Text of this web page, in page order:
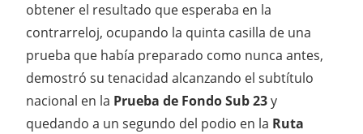
obtener el resultado que esperaba en la
contrarreloj, ocupando la quinta casilla de una
prueba que había preparado como nunca antes,
demostró su tenacidad alcanzando el subtítulo
nacional en la Prueba de Fondo Sub 23y
quedando a un segundo del podio en la Ruta